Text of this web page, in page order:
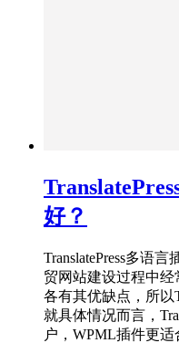
好？
TranslatePress多语
贸网站建设过程中经
各有其优缺点，所以
就具体情况而言，
户，WPML插件更